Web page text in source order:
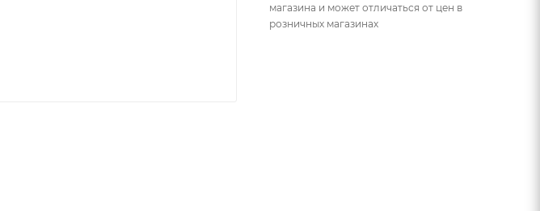
магазина и может отличаться от цен в
розничных магазинах